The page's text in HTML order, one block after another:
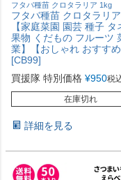
フタバ種苗 クロタラリア 1kg
フタバ種苗 クロタラリ
【家庭菜園 園芸 種子 タ
果物 くだもの フルーツ
業】【おしゃれ おすすめ
[CB99]
買援隊 特別価格 ¥950税
在庫切れ
詳細を見る